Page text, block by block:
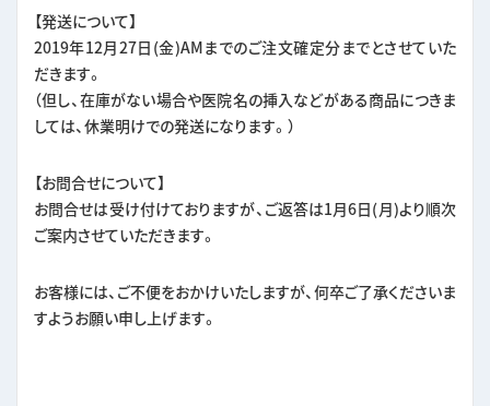
【発送について】
2019年12月27日(金)AMまでのご注文確定分までとさせていた
だきます。
（但し、在庫がない場合や医院名の挿入などがある商品につきま
しては、休業明けでの発送になります。）
【お問合せについて】
お問合せは受け付けておりますが、ご返答は1月6日(月)より順次
ご案内させていただきます。
お客様には、ご不便をおかけいたしますが、何卒ご了承くださいま
すようお願い申し上げます。